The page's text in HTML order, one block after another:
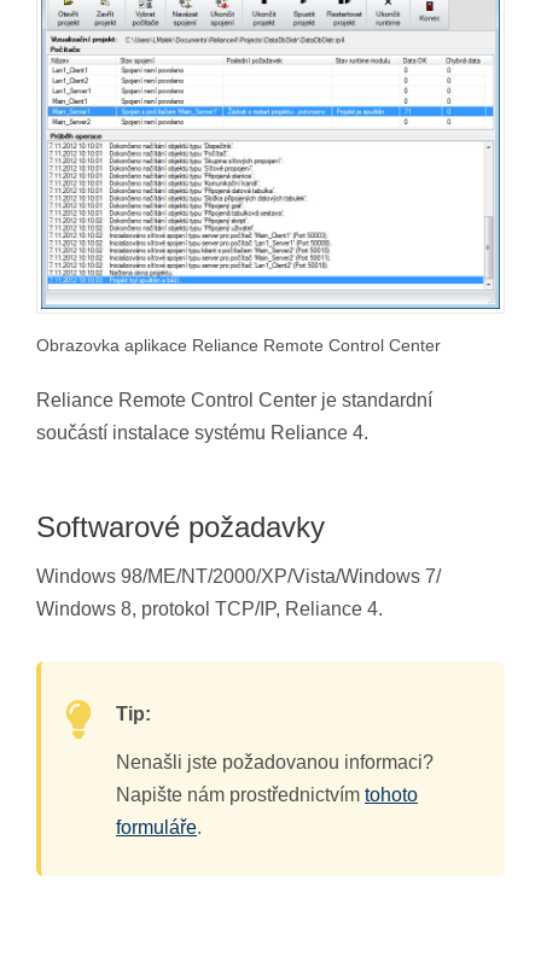
Obrazovka aplikace Reliance Remote Control Center
Reliance Remote Control Center je standardní
součástí instalace systému Reliance 4.
Softwarové požadavky
Windows 98/ME/NT/2000/XP/Vista/Windows 7/
Windows 8, protokol TCP/IP, Reliance 4.
Tip:
Nenašli jste požadovanou informaci?
Napište nám prostřednictvím tohoto
formuláře.